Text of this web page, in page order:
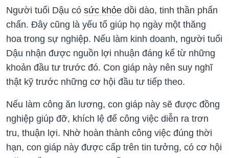
Người tuổi Dậu có sức khỏe dồi dào, tinh thần phấn
chấn. Đây cũng là yếu tố giúp họ ngày một thăng
hoa trong sự nghiệp. Nếu làm kinh doanh, người tuổi
Dậu nhận được nguồn lợi nhuận đáng kể từ những
khoản đầu tư trước đó. Con giáp này nên suy nghĩ
thật kỹ trước những cơ hội đầu tư tiếp theo.
Nếu làm công ăn lương, con giáp này sẽ được đồng
nghiệp giúp đỡ, khích lệ để công việc diễn ra trơn
tru, thuận lợi. Nhờ hoàn thành công việc đúng thời
hạn, con giáp này được cấp trên tin tưởng, có cơ hội